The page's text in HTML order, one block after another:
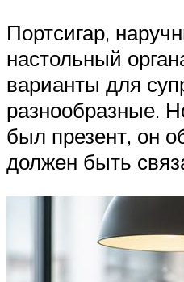
Портсигар,
настольный
варианты для
разнообразные.
был презент, он
должен быть